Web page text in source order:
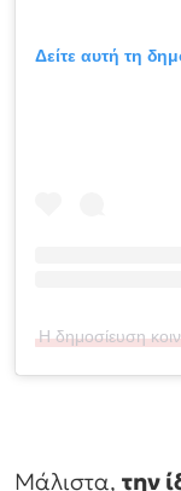
Δείτε αυτή τη
Μάλιστα, την